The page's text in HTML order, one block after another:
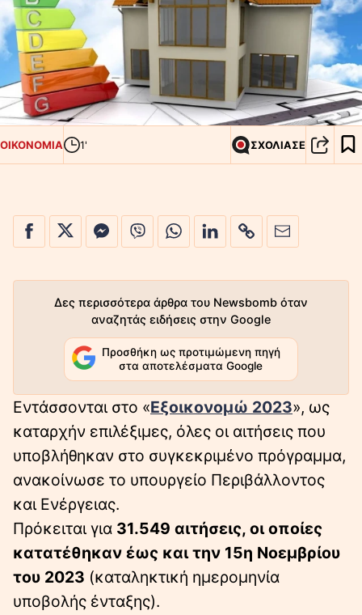
ΟΙΚΟΝΟΜΙΑ 1' ΣΧΟΛΙΑΣΕ
Δες περισσότερα άρθρα του Newsbomb όταν
αναζητάς ειδήσεις στην Google
Προσθήκη ως προτιμώμενη πηγή
στα αποτελέσματα Google
Εντάσσονται στο «Εξοικονομώ 2023», ως
καταρχήν επιλέξιμες, όλες οι αιτήσεις που
υποβλήθηκαν στο συγκεκριμένο πρόγραμμα,
ανακοίνωσε το υπουργείο Περιβάλλοντος
και Ενέργειας.
Πρόκειται για 31.549 αιτήσεις, οι οποίες
κατατέθηκαν έως και την 15η Νοεμβρίου
του 2023 (καταληκτική ημερομηνία
υποβολής ένταξης).